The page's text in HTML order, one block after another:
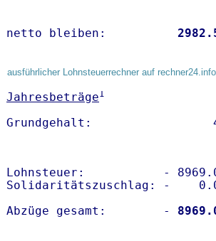
netto bleiben:
ausführlicher Lohnsteuerrechner auf rechner24.info
Jahresbeträge1
Lohnsteuer:           -
Solidaritätszuschlag: -
Abzüge gesamt:        -